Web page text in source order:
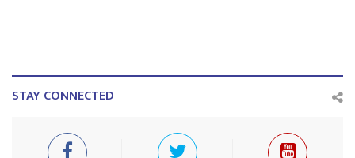
STAY CONNECTED